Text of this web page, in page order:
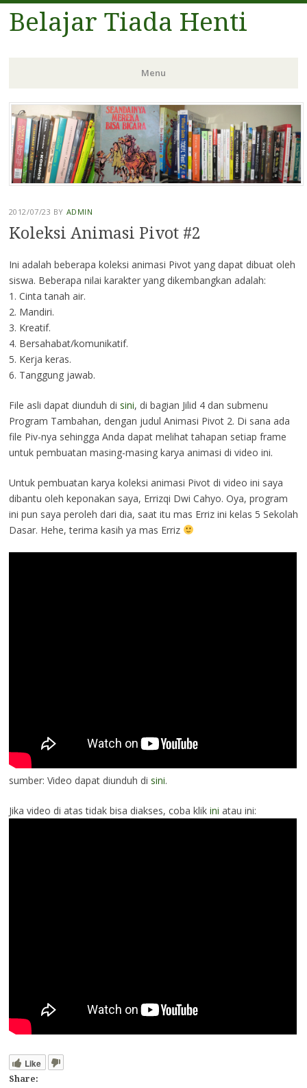
Belajar Tiada Henti
Menu
Skip
to
content
2012/07/23 BY ADMIN
Koleksi Animasi Pivot #2
Ini adalah beberapa koleksi animasi Pivot yang dapat dibuat oleh
siswa. Beberapa nilai karakter yang dikembangkan adalah:
1. Cinta tanah air.
2. Mandiri.
3. Kreatif.
4. Bersahabat/komunikatif.
5. Kerja keras.
6. Tanggung jawab.
File asli dapat diunduh di sini, di bagian Jilid 4 dan submenu
Program Tambahan, dengan judul Animasi Pivot 2. Di sana ada
file Piv-nya sehingga Anda dapat melihat tahapan setiap frame
untuk pembuatan masing-masing karya animasi di video ini.
Untuk pembuatan karya koleksi animasi Pivot di video ini saya
dibantu oleh keponakan saya, Errizqi Dwi Cahyo. Oya, program
ini pun saya peroleh dari dia, saat itu mas Erriz ini kelas 5 Sekolah
Dasar. Hehe, terima kasih ya mas Erriz
sumber: Video dapat diunduh di sini.
Jika video di atas tidak bisa diakses, coba klik ini atau ini:
Like
Share: